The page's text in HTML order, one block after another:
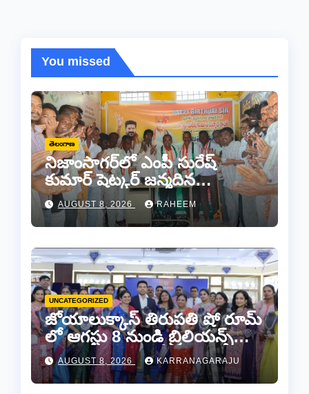
You missed
తెలంగాణ
నిజాంసాగర్‌లో ఎంపీ సురేష్
కుమార్ షెట్కర్ జన్మదిన
వేడుకలు..
AUGUST 8, 2026 RAHEEM
UNCATEGORIZED
జోయాలుక్కాస్ తిరుపతి షో రూమ్
లో ఆగస్టు 8 నుండి బ్రిలియన్స్
డైమండ్ జ్యాయలరీ షో..
AUGUST 8, 2026 KARRANAGARAJU